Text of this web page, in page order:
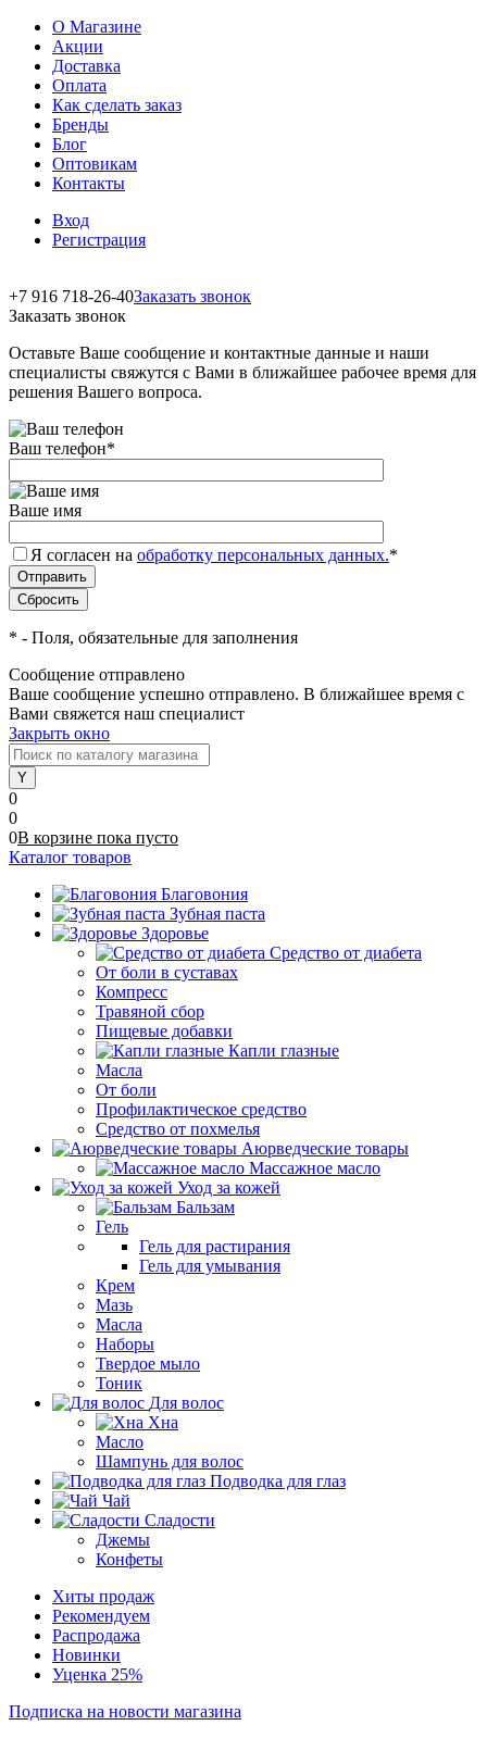
О Магазине
Акции
Доставка
Оплата
Как сделать заказ
Бренды
Блог
Оптовикам
Контакты
Вход
Регистрация
+7 916 718-26-40Заказать звонок
Заказать звонок
Оставьте Ваше сообщение и контактные данные и наши
специалисты свяжутся с Вами в ближайшее рабочее время для
решения Вашего вопроса.
Ваш телефон*
Ваше имя
Я согласен на обработку персональных данных.*
* - Поля, обязательные для заполнения
Сообщение отправлено
Ваше сообщение успешно отправлено. В ближайшее время с
Вами свяжется наш специалист
Закрыть окно
0
0
0В корзине пока пусто
Каталог товаров
Благовония
Зубная паста
Здоровье
Средство от диабета
От боли в суставах
Компресс
Травяной сбор
Пищевые добавки
Капли глазные
Масла
От боли
Профилактическое средство
Средство от похмелья
Аюрведческие товары
Массажное масло
Уход за кожей
Бальзам
Гель
Гель для растирания
Гель для умывания
Крем
Мазь
Масла
Наборы
Твердое мыло
Тоник
Для волос
Хна
Масло
Шампунь для волос
Подводка для глаз
Чай
Сладости
Джемы
Конфеты
Хиты продаж
Рекомендуем
Распродажа
Новинки
Уценка 25%
Подписка на новости магазина